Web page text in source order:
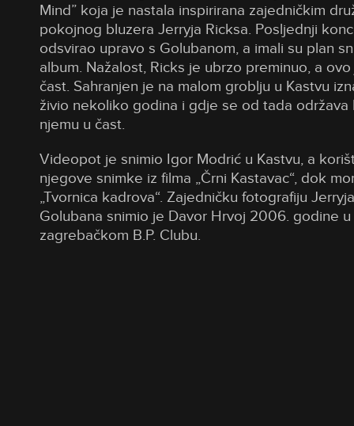
Mind” koja je nastala inspirirana zajedničkim
pokojnog bluzera Jerryja Ricksa. Posljednji
odsvirao upravo s Golubanom, a imali su plan
album. Nažalost, Ricks je ubrzo preminuo, a
čast. Sahranjen je na malom groblju u Kastvu
živio nekoliko godina i gdje se od tada održava
njemu u čast.
Videopot je snimio Igor Modrić u Kastvu, a
njegove snimke iz filma „Črni Kastavac“, dok
„Tvornica kadrova“. Zajedničku fotografiju
Golubana snimio je Davor Hrvoj 2006. godine
zagrebačkom B.P. Clubu.